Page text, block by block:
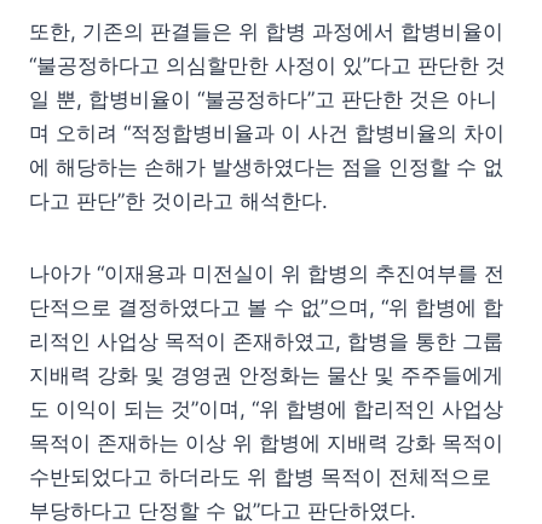
또한, 기존의 판결들은 위 합병 과정에서 합병비율이
“불공정하다고 의심할만한 사정이 있”다고 판단한 것
일 뿐, 합병비율이 “불공정하다”고 판단한 것은 아니
며 오히려 “적정합병비율과 이 사건 합병비율의 차이
에 해당하는 손해가 발생하였다는 점을 인정할 수 없
다고 판단”한 것이라고 해석한다.
나아가 “이재용과 미전실이 위 합병의 추진여부를 전
단적으로 결정하였다고 볼 수 없”으며, “위 합병에 합
리적인 사업상 목적이 존재하였고, 합병을 통한 그룹
지배력 강화 및 경영권 안정화는 물산 및 주주들에게
도 이익이 되는 것”이며, “위 합병에 합리적인 사업상
목적이 존재하는 이상 위 합병에 지배력 강화 목적이
수반되었다고 하더라도 위 합병 목적이 전체적으로
부당하다고 단정할 수 없”다고 판단하였다.